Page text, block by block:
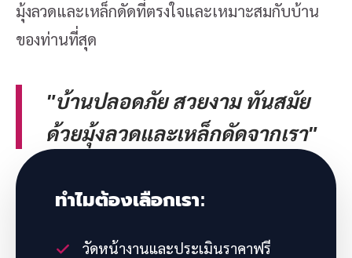
มุ้งลวดและเหล็กดัดที่ตรงใจและเหมาะสมกับบ้าน
ของท่านที่สุด
"บ้านปลอดภัย สวยงาม ทันสมัย
ด้วยมุ้งลวดและเหล็กดัดจากเรา"
ทำไมต้องเลือกเรา:
วัดหน้างานและประเมินราคาฟรี